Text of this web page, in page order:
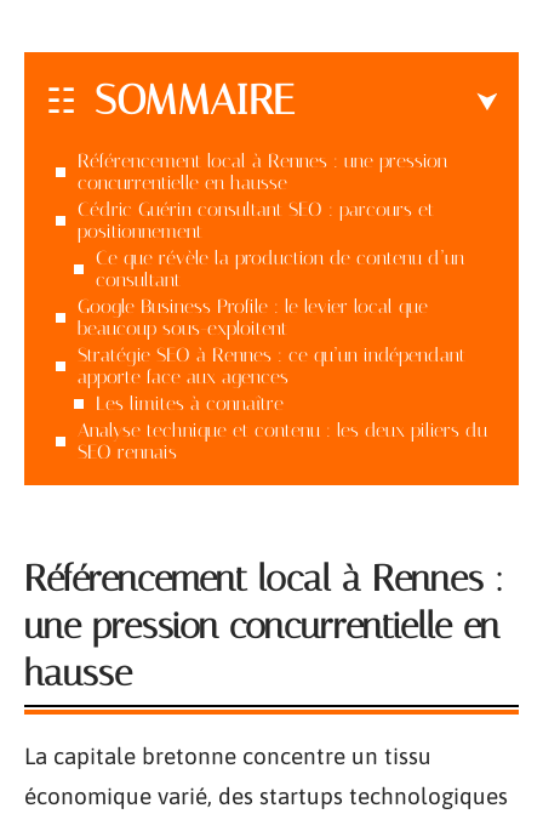
SOMMAIRE
Référencement local à Rennes : une pression
concurrentielle en hausse
Cédric Guérin consultant SEO : parcours et
positionnement
Ce que révèle la production de contenu d’un
consultant
Google Business Profile : le levier local que
beaucoup sous-exploitent
Stratégie SEO à Rennes : ce qu’un indépendant
apporte face aux agences
Les limites à connaître
Analyse technique et contenu : les deux piliers du
SEO rennais
Référencement local à Rennes :
une pression concurrentielle en
hausse
La capitale bretonne concentre un tissu
économique varié, des startups technologiques